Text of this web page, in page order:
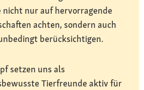
nicht nur auf hervorragende
achten, sondern auch
berücksichtigen.
setzen uns als
Tierfreunde aktiv für